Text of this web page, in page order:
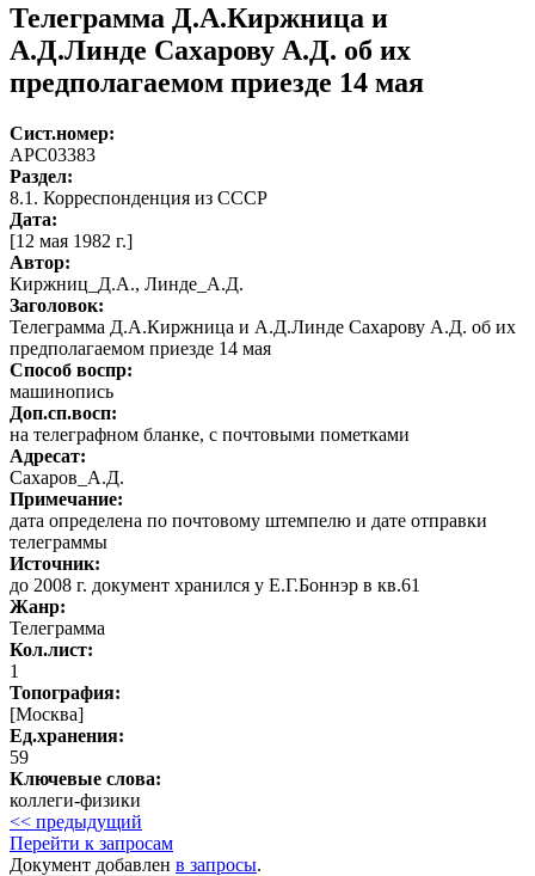
Телеграмма Д.А.Киржница и
А.Д.Линде Сахарову А.Д. об их
предполагаемом приезде 14 мая
Сист.номер:
АРС03383
Раздел:
8.1. Корреспонденция из СССР
Дата:
[12 мая 1982 г.]
Автор:
Киржниц_Д.А., Линде_А.Д.
Заголовок:
Телеграмма Д.А.Киржница и А.Д.Линде Сахарову А.Д. об их
предполагаемом приезде 14 мая
Способ воспр:
машинопись
Доп.сп.восп:
на телеграфном бланке, с почтовыми пометками
Адресат:
Сахаров_А.Д.
Примечание:
дата определена по почтовому штемпелю и дате отправки
телеграммы
Источник:
до 2008 г. документ хранился у Е.Г.Боннэр в кв.61
Жанр:
Телеграмма
Кол.лист:
1
Топография:
[Москва]
Ед.хранения:
59
Ключевые слова:
коллеги-физики
<< предыдущий
Перейти к запросам
Документ добавлен в запросы.